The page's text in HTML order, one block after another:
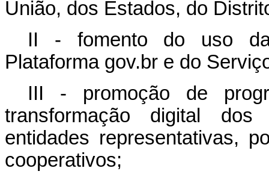
União, dos Estados, do
II - fomento do uso da
Plataforma gov.br e do
III - promoção de
transformação digital
entidades representativas,
cooperativos;